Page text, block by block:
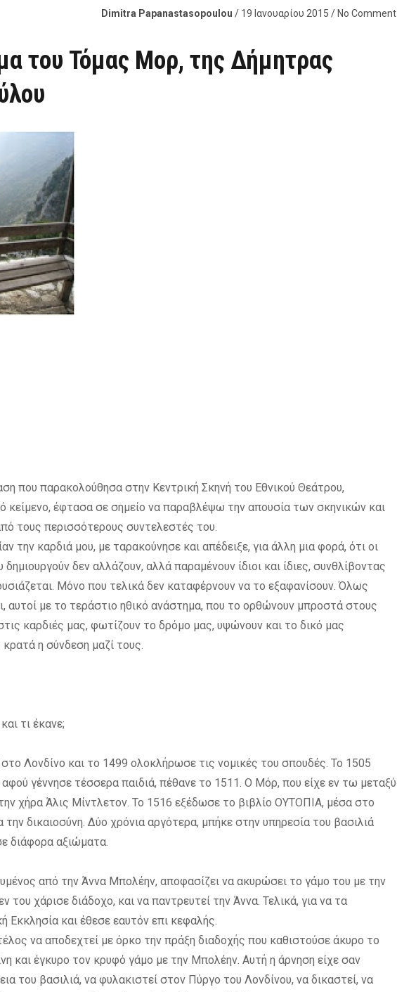
Dimitra Papanastasopoulou / 19 Ιανουαρίου 2015 / No Comment
του Τόμας Μορ, της Δήμητρας
που παρακολούθησα στην Κεντρική Σκηνή του Εθνικού Θεάτρου,
κείμενο, έφτασα σε σημείο να παραβλέψω την απουσία των σκηνικών και
τους περισσότερους συντελεστές του.
την καρδιά μου, με ταρακούνησε και απέδειξε, για άλλη μια φορά, ότι οι
δεν αλλάζουν, αλλά παραμένουν ίδιοι και ίδιες, συνθλίβοντας
Μόνο που τελικά δεν καταφέρνουν να το εξαφανίσουν. Όλως
αυτοί με το τεράστιο ηθικό ανάστημα, που το ορθώνουν μπροστά στους
καρδιές μας, φωτίζουν το δρόμο μας, υψώνουν και το δικό μας
η σύνδεση μαζί τους.
τι έκανε;
Λονδίνο και το 1499 ολοκλήρωσε τις νομικές του σπουδές. Το 1505
γέννησε τέσσερα παιδιά, πέθανε το 1511. Ο Μόρ, που είχε εν τω μεταξύ
χήρα Άλις Μίντλετον. Το 1516 εξέδωσε το βιβλίο ΟΥΤΟΠΙΑ, μέσα στο
την δικαιοσύνη. Δύο χρόνια αργότερα, μπήκε στην υπηρεσία του βασιλιά
διάφορα αξιώματα.
από την Άννα Μπολέην, αποφασίζει να ακυρώσει το γάμο του με την
του χάρισε διάδοχο, και να παντρευτεί την Άννα. Τελικά, για να τα
Εκκλησία και έθεσε εαυτόν επι κεφαλής.
να αποδεχτεί με όρκο την πράξη διαδοχής που καθιστούσε άκυρο το
και έγκυρο τον κρυφό γάμο με την Μπολέην. Αυτή η άρνηση είχε σαν
του βασιλιά, να φυλακιστεί στον Πύργο του Λονδίνου, να δικαστεί, να